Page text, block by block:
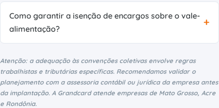
Como garantir a isenção de encargos sobre o vale-
alimentação?
Atenção: a adequação às convenções coletivas envolve regras
trabalhistas e tributárias específicas. Recomendamos validar o
planejamento com a assessoria contábil ou jurídica da empresa antes
da implantação. A Grandcard atende empresas de Mato Grosso, Acre
e Rondônia.